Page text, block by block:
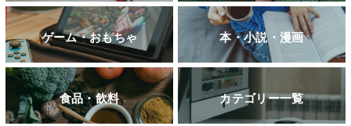
ゲーム・おもちゃ 本・小説・漫画
食品・飲料 カテゴリー一覧